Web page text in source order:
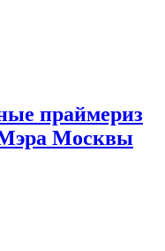
праймериз
Мэра Москвы